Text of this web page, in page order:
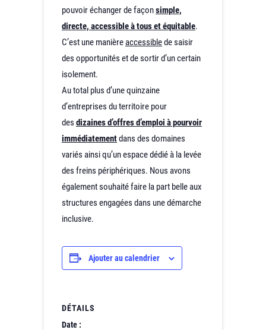
pouvoir échanger de façonsimple,
directe, accessible à tous et équitable.
C’est une manièreaccessiblede saisir
des opportunités et de sortir d’un certain
isolement.
Au total plus d’une quinzaine
d’entreprises du territoire pour
des dizaines d’offres d’emploi à pourvoir
immédiatementdans des domaines
variés ainsi qu’un espace dédié à la levée
des freins périphériques. Nous avons
également souhaité faire la part belle aux
structures engagées dans une démarche
inclusive.
Ajouter au calendrier
DÉTAILS
Date :